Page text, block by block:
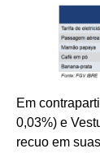
Em
0,03%) e
recuo em